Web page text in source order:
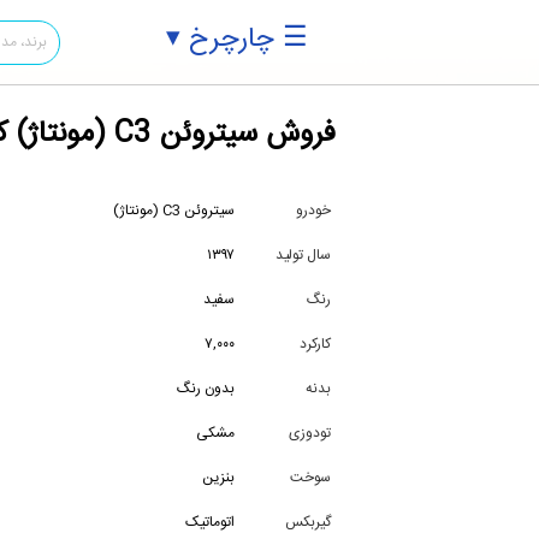
☰ چارچرخ ▾
فروش سیتروئن C3 (مونتاژ) کارکرد ۷هزار کیلومتر بدنه بدون رنگ اتوماتیک C3
خودرو
سیتروئن C3 (مونتاژ)
سال تولید
۱۳۹۷
رنگ
سفید
کارکرد
۷,۰۰۰
بدنه
بدون رنگ
تودوزی
مشکی
سوخت
بنزین
گیربکس
اتوماتیک